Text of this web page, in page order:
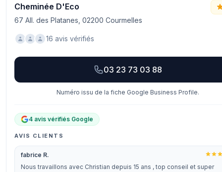
Cheminée D'Eco
67 All. des Platanes, 02200 Courmelles
16 avis vérifiés
03 23 73 03 88
Numéro issu de la fiche Google Business Profile.
4 avis vérifiés Google
AVIS CLIENTS
fabrice R.
Nous travaillons avec Christian depuis 15 ans , top conseil et super